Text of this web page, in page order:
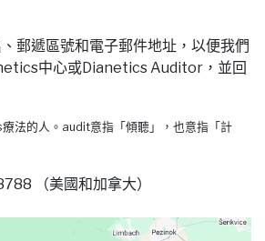
郵遞區號和電子郵件地址，以便我們
中心或Dianetics Auditor，並回
法的人。audit意指「傾聽」，也意指「計
（美國和加拿大）